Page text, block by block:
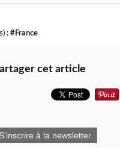
: #France
cet article
S'inscrire à la newsletter